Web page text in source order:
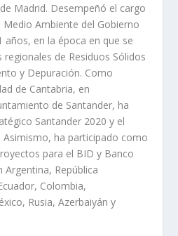
Madrid. Desempeñó el cargo
Ambiente del Gobierno
años, en la época en que se
de Residuos Sólidos
y Depuración. Como
de Cantabria, en
de Santander, ha
Santander 2020 y el
ha participado como
para el BID y Banco
República
Colombia,
Rusia, Azerbaiyán y